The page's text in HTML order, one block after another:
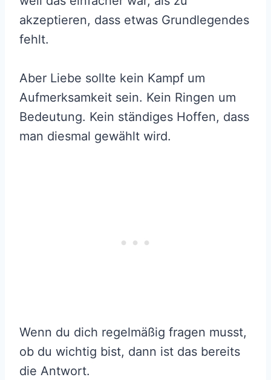
akzeptieren, dass etwas Grundlegendes
fehlt.
Aber Liebe sollte kein Kampf um
Aufmerksamkeit sein. Kein Ringen um
Bedeutung. Kein ständiges Hoffen, dass
man diesmal gewählt wird.
Wenn du dich regelmäßig fragen musst,
ob du wichtig bist, dann ist das bereits
die Antwort.